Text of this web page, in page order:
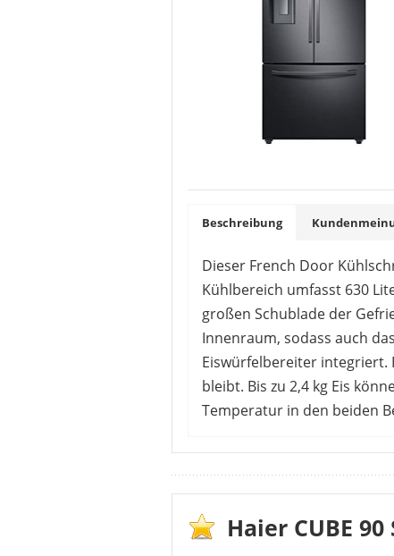
Beschreibung
Dieser French Door
Kühlbereich umfasst 630
großen Schublade der
Innenraum, sodass auch
Eiswürfelbereiter integriert.
bleibt. Bis zu 2,4 kg Eis
Temperatur in den beiden
Die Kunden sind vom
funktioniert ohne Probleme
schlank. Die Schublade für
werden und eignet sich daher
Allerdings setzt sich das
Haier CUBE 90